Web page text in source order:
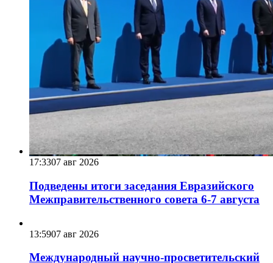
17:3307 авг 2026
Подведены итоги заседания Евразийского
Межправительственного совета 6-7 августа
13:5907 авг 2026
Международный научно-просветительский